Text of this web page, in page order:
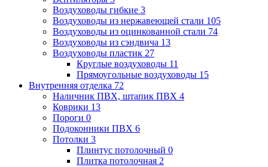
Воздуховоды гибкие 3
Воздуховоды из нержавеющей стали 105
Воздуховоды из оцинкованной стали 74
Воздуховоды из сэндвича 13
Воздуховоды пластик 27
Круглые воздуховоды 11
Прямоугольные воздуховоды 15
Внутренняя отделка 72
Наличник ПВХ, штапик ПВХ 4
Коврики 13
Пороги 0
Подоконники ПВХ 6
Потолки 3
Плинтус потолочный 0
Плитка потолочная 2